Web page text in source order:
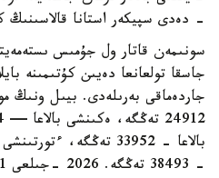
- دەدى سپيكەر استانا قالاسىنىڭ
سونىمەن قاتار ول جۇمىس
جاسقا تولعانعا دەيىن كۇتىمىنە
جاردەماقى بەرىلەدى. بيىل ونىڭ
بالاعا - 33952 تەڭگە،